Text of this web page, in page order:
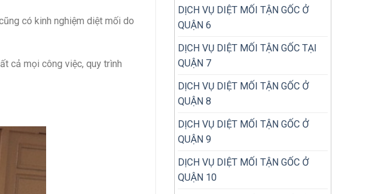
có kinh nghiệm diệt mối do
cả mọi công việc, quy trình
DỊCH VỤ DIỆT MỐI TẬN GỐC Ở
QUẬN 6
DỊCH VỤ DIỆT MỐI TẬN GỐC TẠI
QUẬN 7
DỊCH VỤ DIỆT MỐI TẬN GỐC Ở
QUẬN 8
DỊCH VỤ DIỆT MỐI TẬN GỐC Ở
QUẬN 9
DỊCH VỤ DIỆT MỐI TẬN GỐC Ở
QUẬN 10